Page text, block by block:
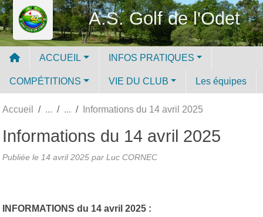
A.S. Golf de l'Odet
ACCUEIL INFOS PRATIQUES
COMPÉTITIONS VIE DU CLUB Les équipes
Accueil Informations du 14 avril 2025
Informations du 14 avril 2025
Publiée le 14 avril 2025 par Luc CORNEC
INFORMATIONS du 14 avril 2025 :
Panneau de gestion des cookies